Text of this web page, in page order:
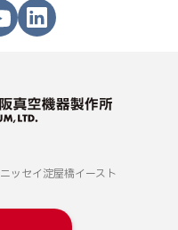
ニッセイ淀屋橋イースト